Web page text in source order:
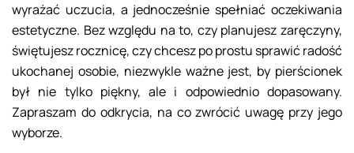
wyrażać uczucia, a jednocześnie spełniać oczekiwania
estetyczne. Bez względu na to, czy planujesz zaręczyny,
świętujesz rocznicę, czy chcesz po prostu sprawić radość
ukochanej osobie, niezwykle ważne jest, by pierścionek
był nie tylko piękny, ale i odpowiednio dopasowany.
Zapraszam do odkrycia, na co zwrócić uwagę przy jego
wyborze.